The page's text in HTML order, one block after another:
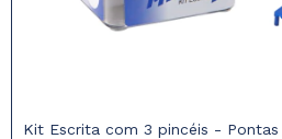
Kit Escrita com 3 pincéis - Pontas